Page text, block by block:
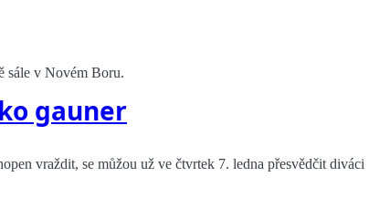
sále v Novém Boru.
gauner
vraždit, se můžou už ve čtvrtek 7. ledna přesvědčit diváci